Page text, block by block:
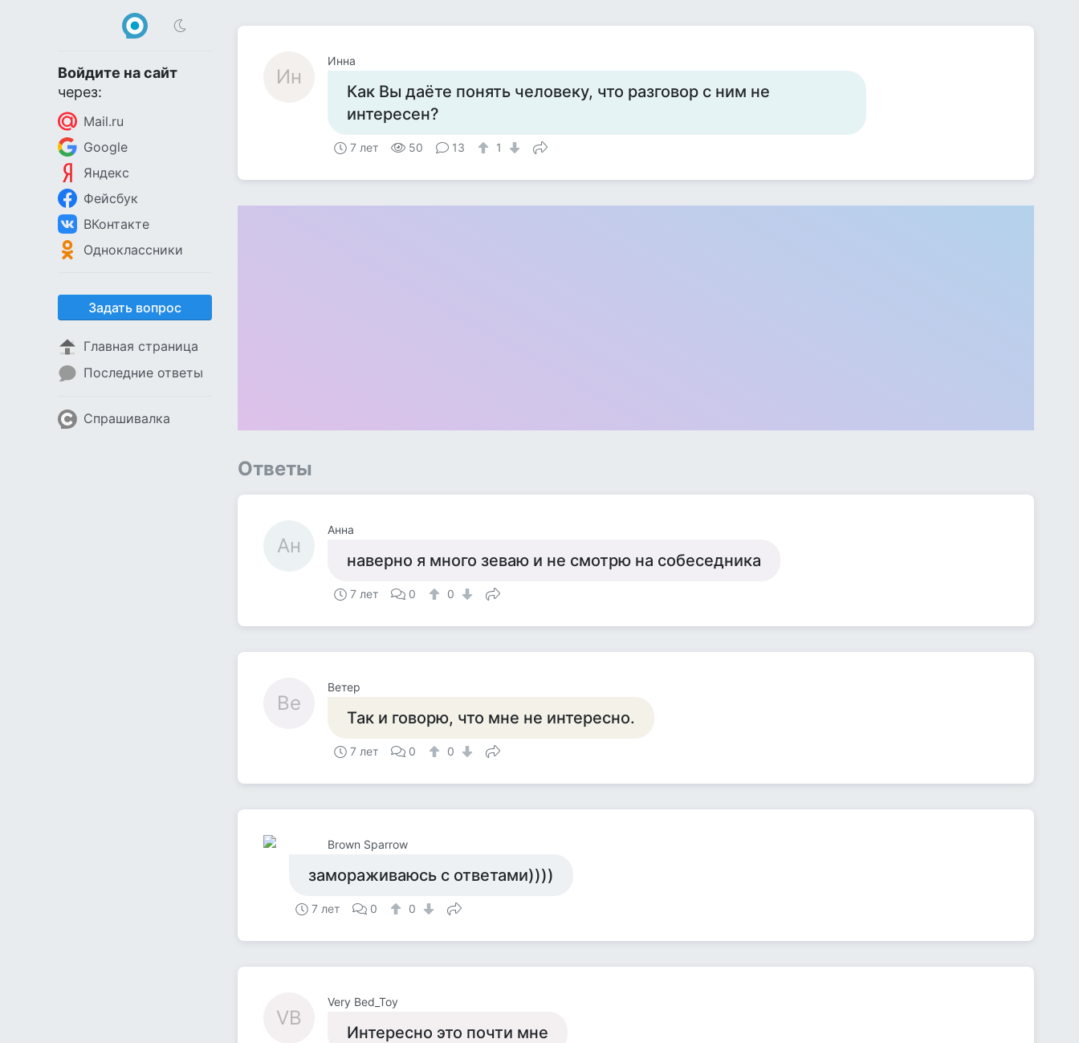
Войдите на сайт
через:
Mail.ru
Google
Яндекс
Фейсбук
ВКонтакте
Одноклассники
Задать вопрос
Главная страница
Последние ответы
Спрашивалка
Ин
Инна
Как Вы даёте понять человеку, что разговор с ним не
интересен?
7 лет 50 13 1
Ответы
Ан
Анна
наверно я много зеваю и не смотрю на собеседника
7 лет 0 0
Ве
Ветер
Так и говорю, что мне не интересно.
7 лет 0 0
Brown Sparrow
замораживаюсь с ответами))))
7 лет 0 0
VB
Very Bed_Toy
Интересно это почти мне